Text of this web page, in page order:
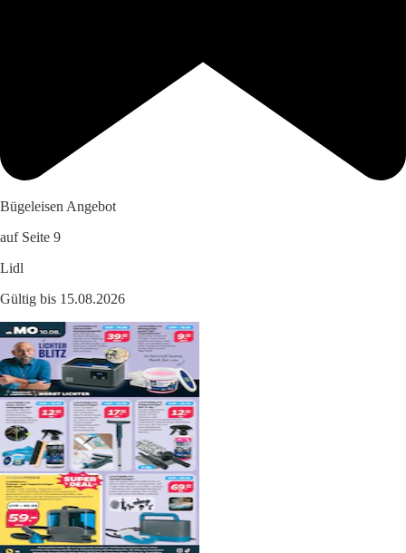
Bügeleisen Angebot
auf Seite 9
Lidl
Gültig bis 15.08.2026